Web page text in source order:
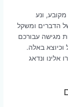
ונע
הדברים ומשקל
מגישה עבורכם
וכיוצא באלה.
אלינו ונדאג